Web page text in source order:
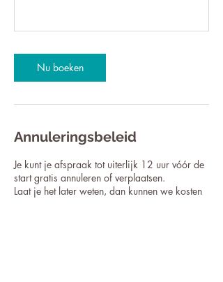
Nu boeken
Annuleringsbeleid
Je kunt je afspraak tot uiterlijk 12 uur vóór de
start gratis annuleren of verplaatsen.
Laat je het later weten, dan kunnen we kosten